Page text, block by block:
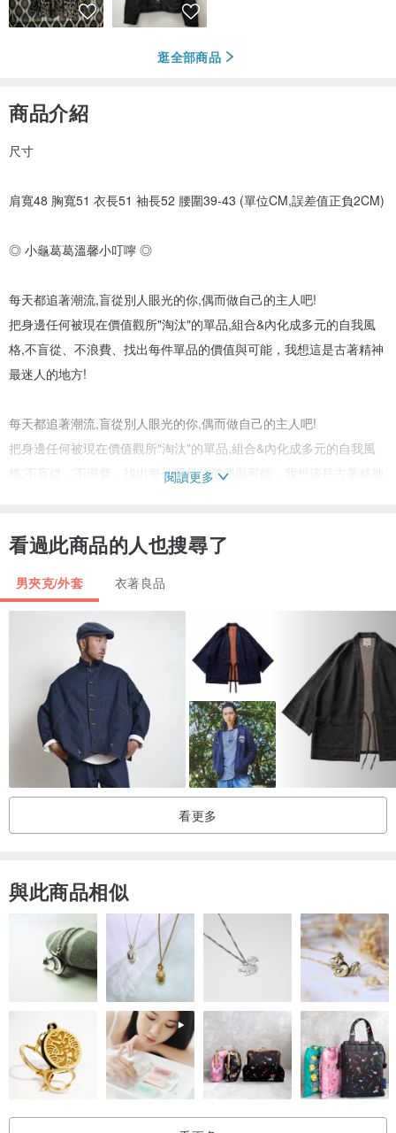
逛全部商品
商品介紹
尺寸
肩寬48 胸寬51 衣長51 袖長52 腰圍39-43 (單位CM,誤差值正負2CM)
◎ 小龜葛葛溫馨小叮嚀 ◎
每天都追著潮流,盲從別人眼光的你,偶而做自己的主人吧!
把身邊任何被現在價值觀所"淘汰"的單品,組合&內化成多元的自我風
格,不盲從、不浪費、找出每件單品的價值與可能，我想這是古著精神
最迷人的地方!
每天都追著潮流,盲從別人眼光的你,偶而做自己的主人吧!
把身邊任何被現在價值觀所"淘汰"的單品,組合&內化成多元的自我風
格,不盲從、不浪費、找出每件單品的價值與可能，我想這是古著精神
小龜葛葛穿衣哲學就是"不管當季過季,每件衣著都有它特殊的價值與
小龜葛葛穿衣公式:Old vintage + New clothes=Personal style
古著(Vintage) ≠ 二手(second hand)
「古著」顧名思義就是「古董衣著」(Vintage,old clothes)，不只是簡
單的二手衣(secondhand)，而是真正有年代現在已經不生產的單品。
它們至少走過了十年以上，甚至百年的歷史!所以古著們的扣子可能養
化，可能局部泛黃...。但這些都是當時年代的縮影！而每個年代都有
它獨特的剪裁、意義與歷史背景,造就出當年輝煌的穿衣風格。就像小
龜葛葛最愛70's的Disco風格，合身且炫麗奪目的上衣搭配特殊剪裁的
喇叭褲，聽到音樂大家跳群舞的輝煌年代是多麼的迷人!
閱讀更多
看過此商品的人也搜尋了
男夾克/外套 衣著良品
看更多
與此商品相似